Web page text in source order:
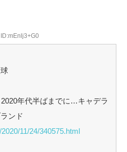
年代半ばまでに…キャデラ
ンド
11/24/340575.html